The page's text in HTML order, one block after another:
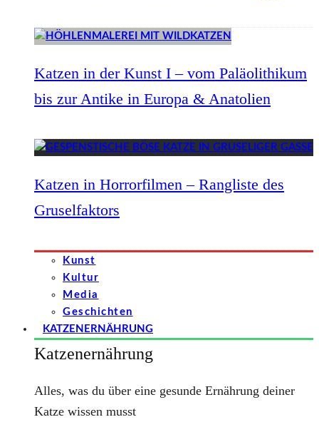
Katzen in der Kunst I – vom Paläolithikum
bis zur Antike in Europa & Anatolien
Katzen in Horrorfilmen – Rangliste des
Gruselfaktors
Kunst
Kultur
Media
Geschichten
KATZENERNÄHRUNG
Katzenernährung
Alles, was du über eine gesunde Ernährung deiner
Katze wissen musst